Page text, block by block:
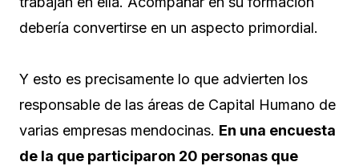
debería convertirse en un aspecto primordial.
Y esto es precisamente lo que advierten los
responsable de las áreas de Capital Humano de
varias empresas mendocinas. En una encuesta
de la que participaron 20 personas que